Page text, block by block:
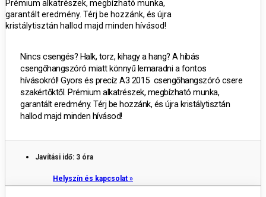
Prémium alkatrészek, megbízható munka,
garantált eredmény. Térj be hozzánk, és újra
kristálytisztán hallod majd minden hívásod!
Nincs csengés? Halk, torz, kihagy a hang? A hibás
csengőhangszóró miatt könnyű lemaradni a fontos
hívásokról! Gyors és precíz A3 2015 csengőhangszóró csere
szakértőktől. Prémium alkatrészek, megbízható munka,
garantált eredmény. Térj be hozzánk, és újra kristálytisztán
hallod majd minden hívásod!
Javítási idő: 3 óra
Helyszín és kapcsolat »